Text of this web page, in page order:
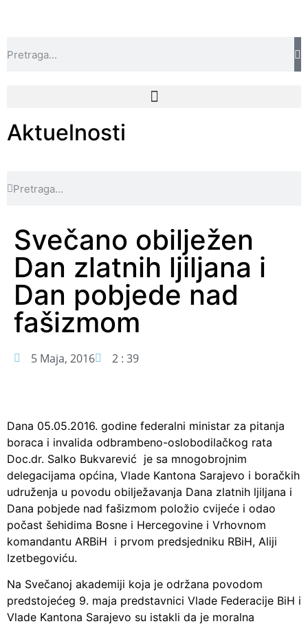
Aktuelnosti
Svečano obilježen
Dan zlatnih ljiljana i
Dan pobjede nad
fašizmom
5 Maja, 2016 2 : 39
Dana 05.05.2016. godine federalni ministar za pitanja
boraca i invalida odbrambeno-oslobodilačkog rata
Doc.dr. Salko Bukvarević je sa mnogobrojnim
delegacijama općina, Vlade Kantona Sarajevo i boračkih
udruženja u povodu obilježavanja Dana zlatnih ljiljana i
Dana pobjede nad fašizmom položio cvijeće i odao
počast šehidima Bosne i Hercegovine i Vrhovnom
komandantu ARBiH i prvom predsjedniku RBiH, Aliji
Izetbegoviću.
Na Svečanoj akademiji koja je održana povodom
predstojećeg 9. maja predstavnici Vlade Federacije BiH i
Vlade Kantona Sarajevo su istakli da je moralna